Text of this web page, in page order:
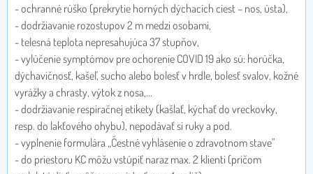
- ochranné rúško (prekrytie horných dýchacích ciest – nos, ústa),
- dodržiavanie rozostupov 2 m medzi osobami,
- telesná teplota nepresahujúca 37 stupňov,
- vylúčenie symptómov pre ochorenie COVID 19 ako sú: horúčka,
dýchavičnosť, kašeľ, sucho alebo bolesť v hrdle, bolesť svalov, kožné
vyrážky a chrasty, výtok z nosa,...
- dodržiavanie respiračnej etikety (kašlať, kýchať do vreckovky,
resp. do lakťového ohybu), nepodávať si ruky a pod.
- vyplnenie formulára „Čestné vyhlásenie o zdravotnom stave"
- do priestoru KC môžu vstúpiť naraz max. 2 klienti (pričom